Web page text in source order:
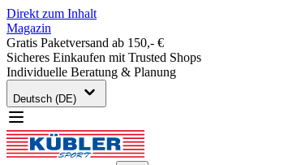
Direkt zum Inhalt
Magazin
Gratis Paketversand ab 150,- €
Sicheres Einkaufen mit Trusted Shops
Individuelle Beratung & Planung
Deutsch (DE)